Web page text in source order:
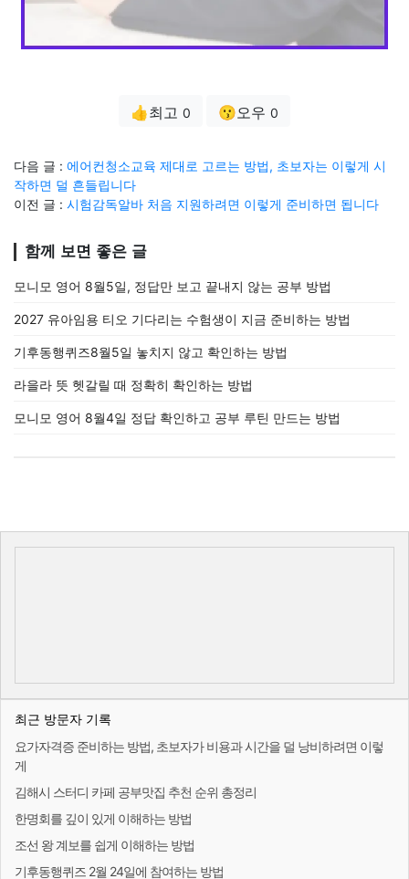
👍최고 0 😗오우 0
다음 글 : 에어컨청소교육 제대로 고르는 방법, 초보자는 이렇게 시
작하면 덜 흔들립니다
이전 글 : 시험감독알바 처음 지원하려면 이렇게 준비하면 됩니다
함께 보면 좋은 글
모니모 영어 8월5일, 정답만 보고 끝내지 않는 공부 방법
2027 유아임용 티오 기다리는 수험생이 지금 준비하는 방법
기후동행퀴즈8월5일 놓치지 않고 확인하는 방법
라을라 뜻 헷갈릴 때 정확히 확인하는 방법
모니모 영어 8월4일 정답 확인하고 공부 루틴 만드는 방법
최근 방문자 기록
요가자격증 준비하는 방법, 초보자가 비용과 시간을 덜 낭비하려면 이렇
게
김해시 스터디 카페 공부맛집 추천 순위 총정리
한명회를 깊이 있게 이해하는 방법
조선 왕 계보를 쉽게 이해하는 방법
기후동행퀴즈 2월 24일에 참여하는 방법